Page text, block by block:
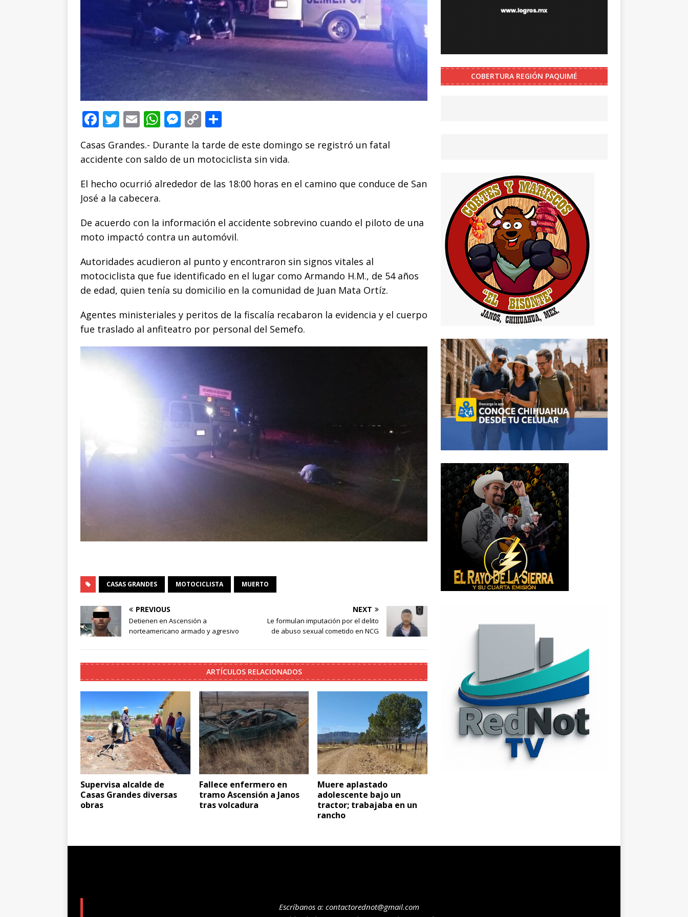
F
c
e
b
o
o
k
T
it
te
r
E
ai
l
W
at
s
A
p
M
ss
e
n
e
r
C
p
y
Li
k
m
p
ar
r
Casas Grandes.- Durante la tarde de este domingo se registró un fatal
accidente con saldo de un motociclista sin vida.
El hecho ocurrió alrededor de las 18:00 horas en el camino que conduce de San
José a la cabecera.
De acuerdo con la información el accidente sobrevino cuando el piloto de una
moto impactó contra un automóvil.
Autoridades acudieron al punto y encontraron sin signos vitales al
motociclista que fue identificado en el lugar como Armando H.M., de 54 años
de edad, quien tenía su domicilio en la comunidad de Juan Mata Ortíz.
Agentes ministeriales y peritos de la fiscalía recabaron la evidencia y el cuerpo
fue traslado al anfiteatro por personal del Semefo.
CASAS GRANDES MOTOCICLISTA MUERTO
PREVIOUS
Detienen en Ascensión a
norteamericano armado y agresivo
NEXT
Le formulan imputación por el delito
de abuso sexual cometido en NCG
ARTÍCULOS RELACIONADOS
Supervisa alcalde de
Casas Grandes diversas
obras
Fallece enfermero en
tramo Ascensión a Janos
tras volcadura
Muere aplastado
adolescente bajo un
tractor; trabajaba en un
rancho
COBERTURA REGIÓN PAQUIMÉ
Escríbanos a: contactorednot@gmail.com